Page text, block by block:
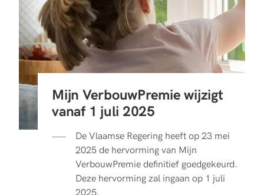
Mijn VerbouwPremie wijzigt
vanaf 1 juli 2025
De Vlaamse Regering heeft op 23 mei
2025 de hervorming van Mijn
VerbouwPremie definitief goedgekeurd.
Deze hervorming zal ingaan op 1 juli